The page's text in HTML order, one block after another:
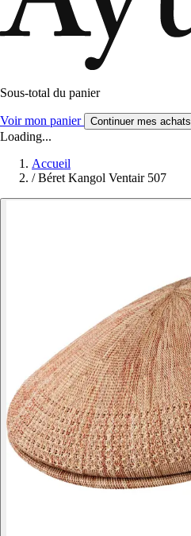
Sous-total du panier
Voir mon panier Continuer mes achats
Loading...
Accueil
/ Béret Kangol Ventair 507